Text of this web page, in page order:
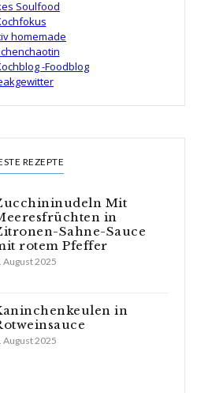
Soulfood
homemade
-Foodblog
REZEPTE
Mit
in
Sahne-Sauce
rotem Pfeffer
August 2025
in
August 2025